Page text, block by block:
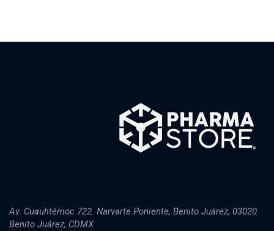
Av. Cuauhtémoc 722. Narvarte Poniente, Benito Juárez, 03020
Benito Juárez, CDMX